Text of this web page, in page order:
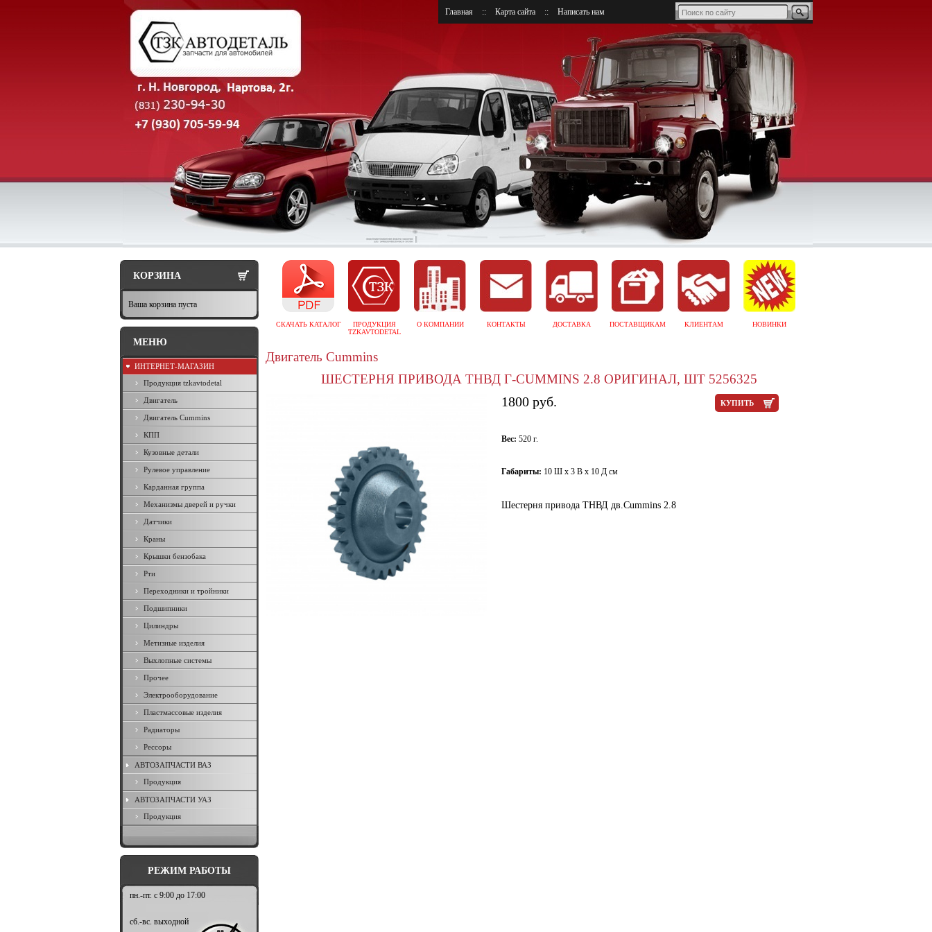
Главная :: Карта сайта :: Написать нам
СКАЧАТЬ КАТАЛОГ
ПРОДУКЦИЯ
TZKAVTODETAL
О КОМПАНИИ КОНТАКТЫ ДОСТАВКА ПОСТАВЩИКАМ КЛИЕНТАМ НОВИНКИ
Двигатель Cummins
ШЕСТЕРНЯ ПРИВОДА ТНВД Г-CUMMINS 2.8 ОРИГИНАЛ, ШТ 5256325
1800 руб. КУПИТЬ
Вес: 520 г.
Габариты: 10 Ш х 3 В х 10 Д см
Шестерня привода ТНВД дв.Cummins 2.8
КОРЗИНА
Ваша корзина пуста
МЕНЮ
ИНТЕРНЕТ-МАГАЗИН
Продукция tzkavtodetal
Двигатель
Двигатель Cummins
КПП
Кузовные детали
Рулевое управление
Карданная группа
Механизмы дверей и ручки
Датчики
Краны
Крышки бензобака
Рти
Переходники и тройники
Подшипники
Цилиндры
Метизные изделия
Выхлопные системы
Прочее
Электрооборудование
Пластмассовые изделия
Радиаторы
Рессоры
АВТОЗАПЧАСТИ ВАЗ
Продукция
АВТОЗАПЧАСТИ УАЗ
Продукция
РЕЖИМ РАБОТЫ
пн.-пт. с 9:00 до 17:00
сб.-вс. выходной